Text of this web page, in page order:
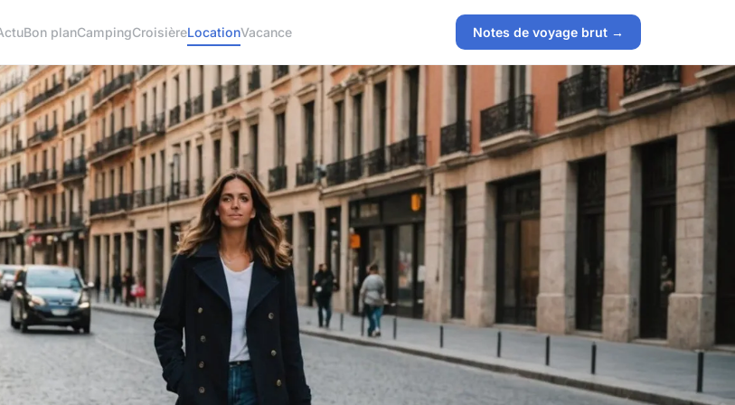
Bon planCampingCroisièreLocationVacance Notes de voyage brut →